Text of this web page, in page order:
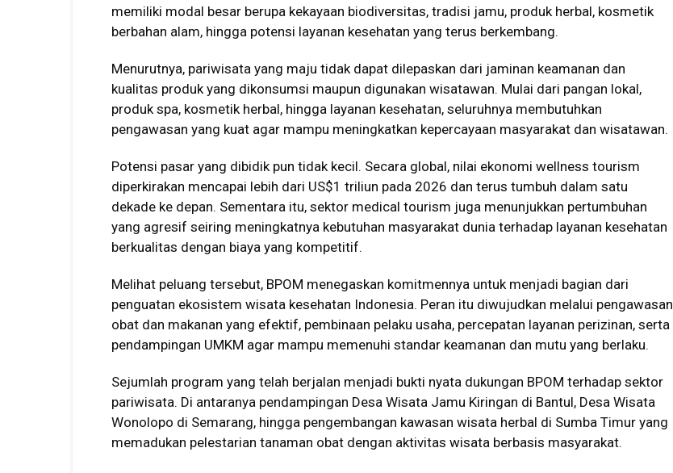
memiliki modal besar berupa kekayaan biodiversitas, tradisi jamu, produk herbal, kosmetik
berbahan alam, hingga potensi layanan kesehatan yang terus berkembang.
Menurutnya, pariwisata yang maju tidak dapat dilepaskan dari jaminan keamanan dan
kualitas produk yang dikonsumsi maupun digunakan wisatawan. Mulai dari pangan lokal,
produk spa, kosmetik herbal, hingga layanan kesehatan, seluruhnya membutuhkan
pengawasan yang kuat agar mampu meningkatkan kepercayaan masyarakat dan wisatawan.
Potensi pasar yang dibidik pun tidak kecil. Secara global, nilai ekonomi wellness tourism
diperkirakan mencapai lebih dari US$1 triliun pada 2026 dan terus tumbuh dalam satu
dekade ke depan. Sementara itu, sektor medical tourism juga menunjukkan pertumbuhan
yang agresif seiring meningkatnya kebutuhan masyarakat dunia terhadap layanan kesehatan
berkualitas dengan biaya yang kompetitif.
Melihat peluang tersebut, BPOM menegaskan komitmennya untuk menjadi bagian dari
penguatan ekosistem wisata kesehatan Indonesia. Peran itu diwujudkan melalui pengawasan
obat dan makanan yang efektif, pembinaan pelaku usaha, percepatan layanan perizinan, serta
pendampingan UMKM agar mampu memenuhi standar keamanan dan mutu yang berlaku.
Sejumlah program yang telah berjalan menjadi bukti nyata dukungan BPOM terhadap sektor
pariwisata. Di antaranya pendampingan Desa Wisata Jamu Kiringan di Bantul, Desa Wisata
Wonolopo di Semarang, hingga pengembangan kawasan wisata herbal di Sumba Timur yang
memadukan pelestarian tanaman obat dengan aktivitas wisata berbasis masyarakat.